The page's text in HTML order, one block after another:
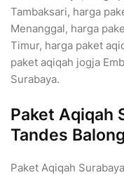
Tambaksari, harga
Menanggal, harga
Timur, harga paket
paket aqiqah jogja
Surabaya.
Paket Aqiqah
Tandes
Paket Aqiqah